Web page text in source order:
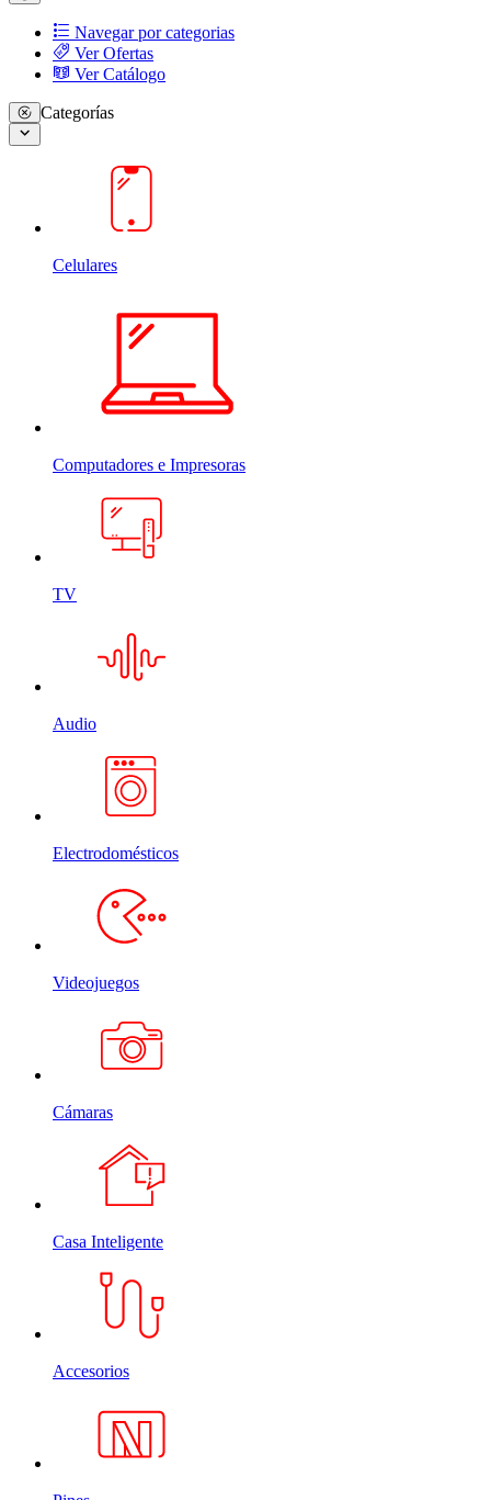
Navegar por categorias
Ver Ofertas
Ver Catálogo
Categorías
Celulares
Computadores e Impresoras
TV
Audio
Electrodomésticos
Videojuegos
Cámaras
Casa Inteligente
Accesorios